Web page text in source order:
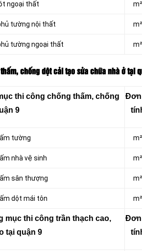
ngoại thất m²
tường nội thất m²
tường ngoại thất m²
chống dột cải tạo sửa chữa nhà ở tại
thi công chống thấm, chống
9
tường m²
nhà vệ sinh m²
sân thượng m²
dột mái tôn m²
mục thi công trần thạch cao,
tại quận 9